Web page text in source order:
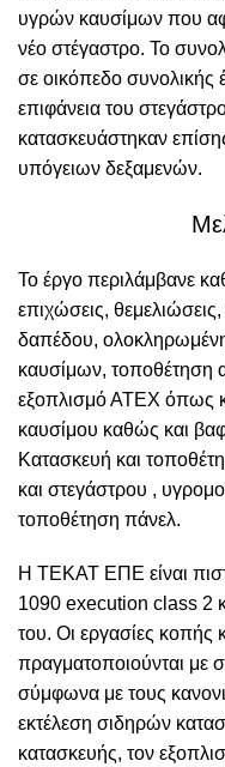
υγρών καυσίμων που
νέο στέγαστρο. Το
σε οικόπεδο συνολικής
επιφάνεια του
κατασκευάστηκαν
υπόγειων δεξαμενών.
Το έργο περιλάμβανε
επιχώσεις,
δαπέδου,
καυσίμων, τοποθέτηση
εξοπλισμό ΑΤΕΧ όπως
καυσίμου καθώς και
Κατασκευή και
και στεγάστρου ,
τοποθέτηση πάνελ.
Η ΤΕΚΑΤ ΕΠΕ είναι
1090 execution class 2
του. Οι εργασίες κοπής
πραγματοποιούνται με
σύμφωνα με τους
εκτέλεση σιδηρών
κατασκευής, τον